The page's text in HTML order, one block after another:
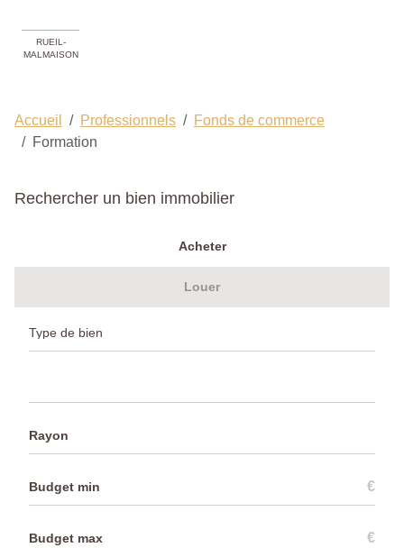
RUEIL-
MALMAISON
Accueil Professionnels
Fonds de commerce
Formation
Rechercher un bien immobilier
Acheter
Louer
Rayon
€
€